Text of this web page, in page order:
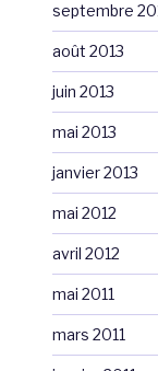
septembre
août 2013
juin 2013
mai 2013
janvier 2013
mai 2012
avril 2012
mai 2011
mars 2011